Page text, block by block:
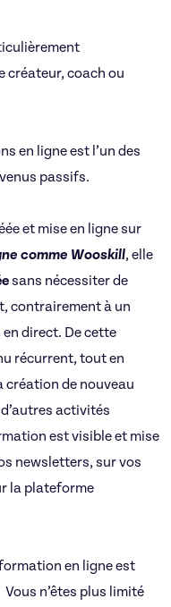
créateur, coach ou
en ligne est l’un des
passifs.
et mise en ligne sur
comme Wooskill, elle
sans nécessiter de
contrairement à un
direct. De cette
récurrent, tout en
de nouveau
activités
est visible et mise
newsletters, sur vos
la plateforme
en ligne est
n’êtes plus limité